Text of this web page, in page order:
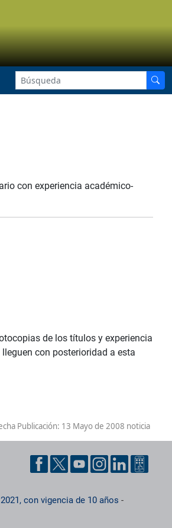
con experiencia académico-
de los títulos y experiencia
con posterioridad a esta
Publicación: 13 Mayo de 2008 noticia
con vigencia de 10 años -